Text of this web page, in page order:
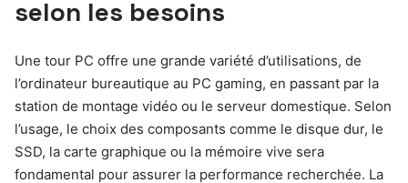
selon les besoins
Une tour PC offre une grande variété d’utilisations, de
l’ordinateur bureautique au PC gaming, en passant par la
station de montage vidéo ou le serveur domestique. Selon
l’usage, le choix des composants comme le disque dur, le
SSD, la carte graphique ou la mémoire vive sera
fondamental pour assurer la performance recherchée. La